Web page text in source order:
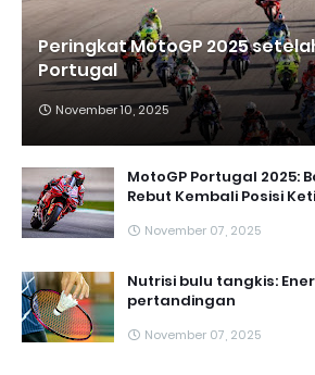
Peringkat MotoGP 2025
Portugal
November 10, 2025
MotoGP Portugal 2025:
Rebut Kembali Posisi
November 07, 2025
Nutrisi bulu tangkis:
pertandingan
November 07, 2025